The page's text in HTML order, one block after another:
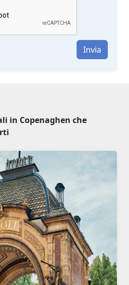
Invia
in Copenaghen che